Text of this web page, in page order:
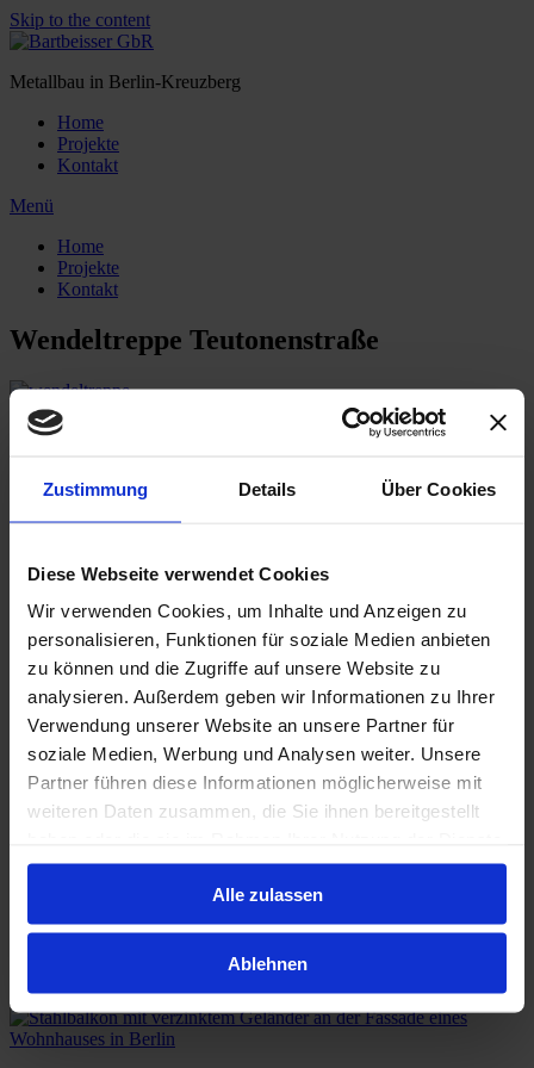
Zustimmung Details Über Cookies
Diese Webseite verwendet Cookies
Wir verwenden Cookies, um Inhalte und Anzeigen zu
personalisieren, Funktionen für soziale Medien anbieten
zu können und die Zugriffe auf unsere Website zu
analysieren. Außerdem geben wir Informationen zu Ihrer
Verwendung unserer Website an unsere Partner für
soziale Medien, Werbung und Analysen weiter. Unsere
Partner führen diese Informationen möglicherweise mit
weiteren Daten zusammen, die Sie ihnen bereitgestellt
gesammelt haben.
Alle zulassen
Ablehnen
Skip to the content
Metallbau in Berlin-Kreuzberg
Home
Projekte
Kontakt
Menü
Home
Projekte
Kontakt
Wendeltreppe Teutonenstraße
Bei dieser Wendeltreppe haben wir die Stahlstufen formschön mit
wodurch wir in der Lage sind auch in schwer zu erreichenden Orten
Berlin 2021.
Weitere Bilder zum Projekt
Weitere Projekte